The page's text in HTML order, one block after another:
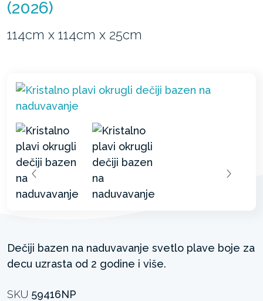
(2026)
114cm x 114cm x 25cm
Dečiji bazen na naduvavanje svetlo plave boje za
decu uzrasta od 2 godine i više.
SKU 59416NP